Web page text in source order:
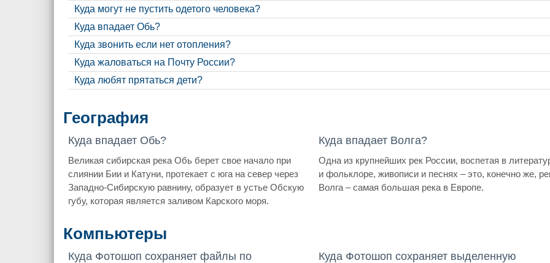
Куда могут не пустить одетого человека?
Куда впадает Обь?
Куда звонить если нет отопления?
Куда жаловаться на Почту России?
Куда любят прятаться дети?
География
Куда впадает Обь?
Великая сибирская река Обь берет свое начало при
слиянии Бии и Катуни, протекает с юга на север через
Западно-Сибирскую равнину, образует в устье Обскую
губу, которая является заливом Карского моря.
Куда впадает Волга?
Одна из крупнейших рек России, воспетая в
и фольклоре, живописи и песнях – это, конечно же,
Волга – самая большая река в Европе.
Компьютеры
Куда Фотошоп сохраняет файлы по
Куда Фотошоп сохраняет выделенную